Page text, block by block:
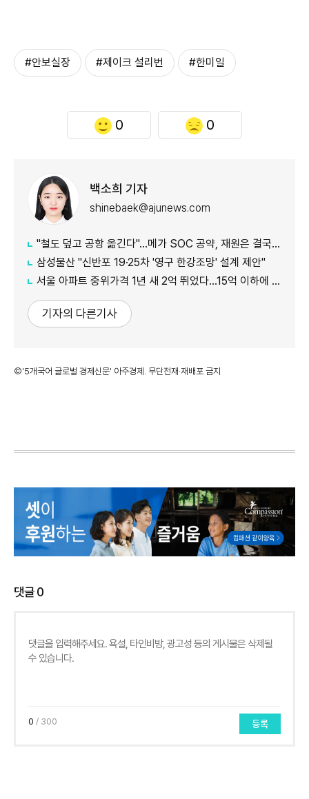
#안보실장 #제이크 설리번 #한미일
0 0
백소희 기자
shinebaek@ajunews.com
"철도 덮고 공항 옮긴다"…메가 SOC 공약, 재원은 결국 '땅'
삼성물산 "신반포 19·25차 '영구 한강조망' 설계 제안"
서울 아파트 중위가격 1년 새 2억 뛰었다…15억 이하에 실수요 몰려
기자의 다른기사
©'5개국어 글로벌 경제신문' 아주경제. 무단전재·재배포 금지
댓글0
0 / 300 등록